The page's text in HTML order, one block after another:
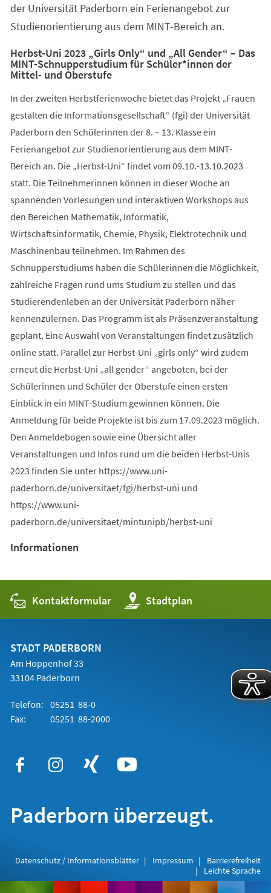
der Universität Paderborn ein Ferienangebot zur
Studienorientierung aus dem MINT-Bereich an.
Herbst-Uni 2023 „Girls Only“ und „All Gender“ – Das
MINT-Schnupperstudium für Schüler*innen der
Mittel- und Oberstufe
In der zweiten Herbstferienwoche bietet das Projekt „Frauen
gestalten die Informationsgesellschaft“ (fgi) der Universität
Paderborn den Schülerinnen der 8. – 13. Klasse ein
Ferienangebot zur Studienorientierung aus dem MINT-
Bereich an. Die „Herbst-Uni“ findet vom 09.10.-13.10.2023
statt. Die Teilnehmerinnen können in dieser Woche an
spannenden Vorlesungen und interaktiven Workshops aus
den Bereichen Mathematik, Informatik,
Wirtschaftsinformatik, Chemie, Physik, Elektrotechnik und
Maschinenbau teilnehmen. Im Rahmen des
Schnupperstudiums haben die Schülerinnen die Möglichkeit,
zahlreiche Fragen rund ums Studium zu stellen und das
Studierendenleben an der Universität Paderborn näher
kennenzulernen. Das Programm ist als Präsenzveranstaltung
geplant. Eine Auswahl von Veranstaltungen findet zusätzlich
online statt. Parallel zur Herbst-Uni „girls only“ wird zudem
erneut die Herbst-Uni „all gender“ angeboten, bei der
Schülerinnen und Schüler der Oberstufe einen ersten
Einblick in ein MINT-Studium gewinnen können. Die
Anmeldung für beide Projekte ist bis zum 17.09.2023 möglich.
Den Anmeldebogen sowie eine Übersicht aller
Veranstaltungen und Infos rund um die beiden Herbst-Unis
2023 finden Sie unter https://www.uni-
paderborn.de/universitaet/fgi/herbst-uni und
https://www.uni-
paderborn.de/universitaet/mintunipb/herbst-uni
Informationen
Kontaktformular Stadtplan
(Öffnet
in
einem
STADT PADERBORN
Am Hoppenhof 33
33104 Paderborn
Telefon: 05251 88-0
Fax:
05251 88-2000
Paderborn überzeugt.
Datenschutz / Informationsblätter Impressum
Barrierefreiheit
Leichte Sprache